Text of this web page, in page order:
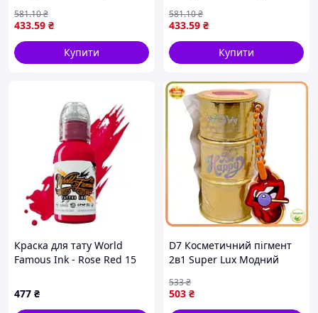
433.59 ₴
581.10₴
Купити
433.59 ₴
581.10₴
Купити
Краска для тату World
Famous Ink - Rose Red 15
477 ₴
D7 Косметичний пігмент
2в1 Super Lux Модний
макіяжу та декору шкіри
блискучий пігме MOD58L
503 ₴
533₴